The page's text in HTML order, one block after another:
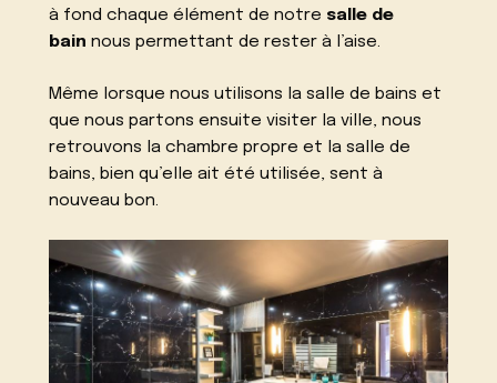
à fond chaque élément de notre salle de
bain nous permettant de rester à l’aise.
Même lorsque nous utilisons la salle de bains et
que nous partons ensuite visiter la ville, nous
retrouvons la chambre propre et la salle de
bains, bien qu’elle ait été utilisée, sent à
nouveau bon.